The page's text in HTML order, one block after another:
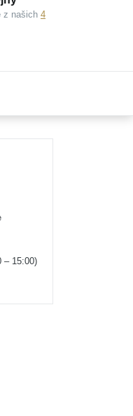
z našich 4
– 15:00)